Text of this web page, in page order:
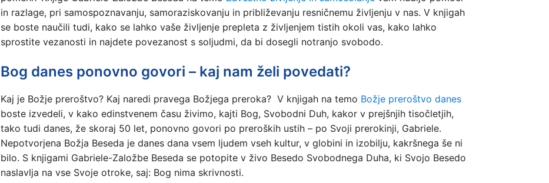
in razlage, pri samospoznavanju, samoraziskovanju in približevanju resničnemu življenju v nas. V knjigah
se boste naučili tudi, kako se lahko vaše življenje prepleta z življenjem tistih okoli vas, kako lahko
sprostite vezanosti in najdete povezanost s soljudmi, da bi dosegli notranjo svobodo.
Bog danes ponovno govori – kaj nam želi povedati?
Kaj je Božje preroštvo? Kaj naredi pravega Božjega preroka? V knjigah na temo Božje preroštvo danes
boste izvedeli, v kako edinstvenem času živimo, kajti Bog, Svobodni Duh, kakor v prejšnjih tisočletjih,
tako tudi danes, že skoraj 50 let, ponovno govori po preroških ustih – po Svoji prerokinji, Gabriele.
Nepotvorjena Božja Beseda je danes dana vsem ljudem vseh kultur, v globini in izobilju, kakršnega še ni
bilo. S knjigami Gabriele-Založbe Beseda se potopite v živo Besedo Svobodnega Duha, ki Svojo Besedo
naslavlja na vse Svoje otroke, saj: Bog nima skrivnosti.